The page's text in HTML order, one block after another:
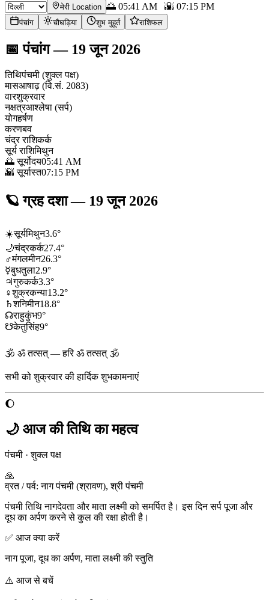
मेरी Location 🌅 05:41 AM 🌇 07:15 PM
पंचांग चौघड़िया शुभ मुहूर्त राशिफल
📅पंचांग— 19 जून 2026
तिथिपंचमी (शुक्ल पक्ष)
मासआषाढ़ (वि.सं. 2083)
वारशुक्रवार
नक्षत्रआश्लेषा (सर्प)
योगहर्षण
करणबव
चंद्र राशिकर्क
सूर्य राशिमिथुन
🌅 सूर्योदय05:41 AM
🌇 सूर्यास्त07:15 PM
🪐ग्रह दशा— 19 जून 2026
☀️सूर्यमिथुन3.6°
🌙चंद्रकर्क27.4°
♂मंगलमीन26.3°
☿बुधतुला2.9°
♃गुरुकर्क3.3°
♀शुक्रकन्या13.2°
♄शनिमीन18.8°
☊राहुकुंभ9°
☋केतुसिंह9°
🕉 ॐ तत्सत् — हरि ॐ तत्सत् 🕉
सभी को शुक्रवार की हार्दिक शुभकामनाएं
🌔
🌙 आज की तिथि का महत्व
पंचमी ·शुक्ल पक्ष
🙏
व्रत / पर्व:नाग पंचमी (श्रावण), श्री पंचमी
पंचमी तिथि नागदेवता और माता लक्ष्मी को समर्पित है। इस दिन सर्प पूजा और
दूध का अर्पण करने से कुल की रक्षा होती है।
✅ आज क्या करें
नाग पूजा, दूध का अर्पण, माता लक्ष्मी की स्तुति
⚠️ आज से बचें